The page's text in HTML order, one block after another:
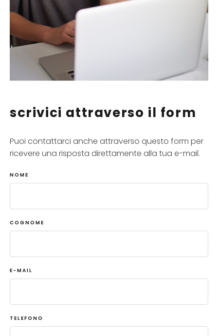
scrivici attraverso il form
Puoi contattarci anche attraverso questo form per
ricevere una risposta direttamente alla tua e-mail.
NOME
COGNOME
E-MAIL
TELEFONO